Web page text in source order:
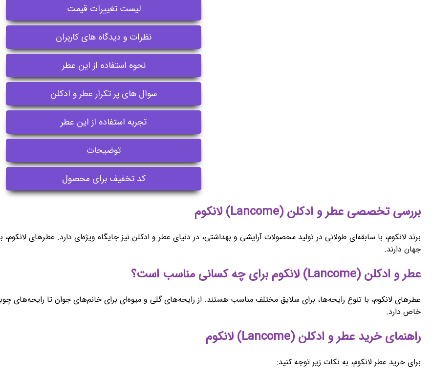
لیست تغییرات قیمت
نظرات و دیدگاه های کاربران
نحوه استفاده از این عطر
سوال های پر تکرار عطر و ادکلن
تجربه استفاده از این عطر
توضیحات
کد تخفیف برای محصول
بررسی تخصصی عطر و ادکلن (Lancome) لانکوم
برند لانکوم، با سابقه‌ای طولانی در تولید محصولات آرایشی و بهداشتی، در دنیای عطر و ادکلن نیز جایگاه ویژه‌ای دارد. عطرهای
جهان دارند.
عطر و ادکلن (Lancome) لانکوم برای چه کسانی مناسب است؟
عطرهای لانکوم، با تنوع رایحه‌ها، برای سلایق مختلف مناسب هستند. از رایحه‌های گلی و میوه‌ای برای خانم‌های جوان تا رایحه‌های
خاص دارد.
راهنمای خرید عطر و ادکلن (Lancome) لانکوم
برای خرید عطر لانکوم، به نکات زیر توجه کنید: